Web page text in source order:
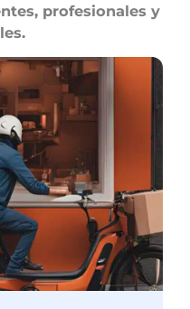
profesionales y